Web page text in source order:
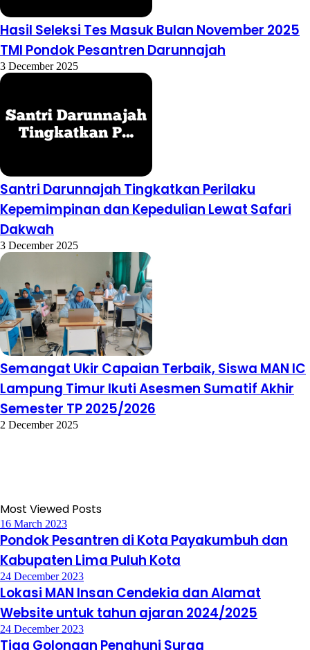
Hasil Seleksi Tes Masuk Bulan November 2025
TMI Pondok Pesantren Darunnajah
3 December 2025
Santri Darunnajah Tingkatkan Perilaku
Kepemimpinan dan Kepedulian Lewat Safari
Dakwah
3 December 2025
Semangat Ukir Capaian Terbaik, Siswa MAN IC
Lampung Timur Ikuti Asesmen Sumatif Akhir
Semester TP 2025/2026
2 December 2025
Most Viewed Posts
16 March 2023
Pondok Pesantren di Kota Payakumbuh dan
Kabupaten Lima Puluh Kota
24 December 2023
Lokasi MAN Insan Cendekia dan Alamat
Website untuk tahun ajaran 2024/2025
24 December 2023
Tiga Golongan Penghuni Surga